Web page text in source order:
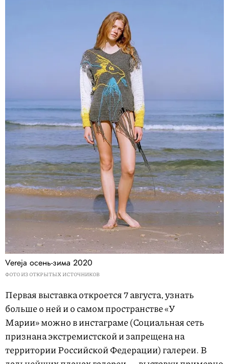
Vereja осень-зима 2020
ФОТО ИЗ ОТКРЫТЫХ ИСТОЧНИКОВ
Первая выставка откроется 7 августа, узнать
больше о ней и о самом пространстве «У
Марии» можно в инстаграме (Социальная сеть
признана экстремистской и запрещена на
территории Российской Федерации) галереи. В